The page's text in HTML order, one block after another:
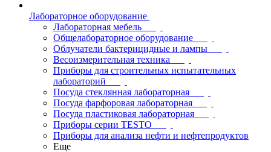
Лабораторное оборудование
Лабораторная мебель
Общелабораторное оборудование
Облучатели бактерицидные и лампы
Весоизмерительная техника
Приборы для строительных испытательных
лабораторий
Посуда стеклянная лабораторная
Посуда фарфоровая лабораторная
Посуда пластиковая лабораторная
Приборы серии TESTO
Приборы для анализа нефти и нефтепродуктов
Еще